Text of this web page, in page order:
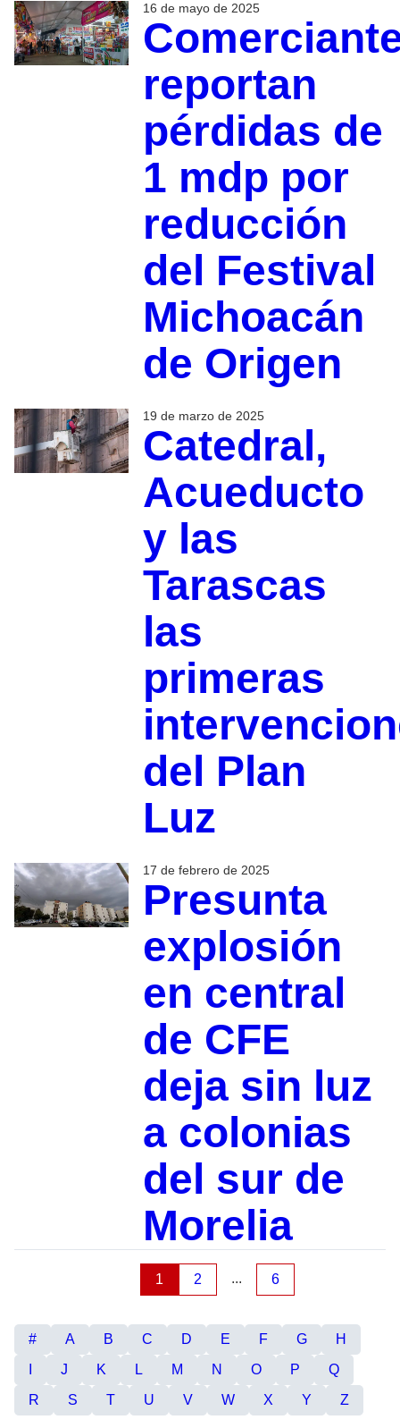
16 de mayo de 2025
reportan
pérdidas de
1 mdp por
reducción
del Festival
Michoacán
de Origen
19 de marzo de 2025
Catedral,
Acueducto
y las
Tarascas
las
primeras
del Plan
Luz
17 de febrero de 2025
Presunta
explosión
en central
de CFE
deja sin luz
a colonias
del sur de
Morelia
1 2 ... 6
# A B C D E F G
H
J K L M N O P
Q
R
S T U V W X Y Z